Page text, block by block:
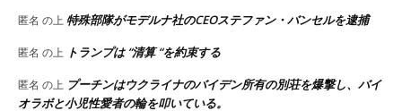
匿名 の上 特殊部隊がモデルナ社のCEOステファン・バンセルを逮捕
匿名 の上 トランプは “清算 “を約束する
匿名 の上 プーチンはウクライナのバイデン所有の別荘を爆撃し、バイ
オラボと小児性愛者の輪を叩いている。